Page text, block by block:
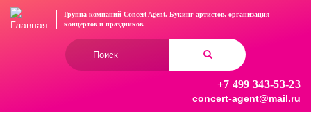
Перейти
Группа компаний Concert Agent. Букинг артистов, организация
концертови праздников.
+7 499 343-53-23
concert-agent@mail.ru